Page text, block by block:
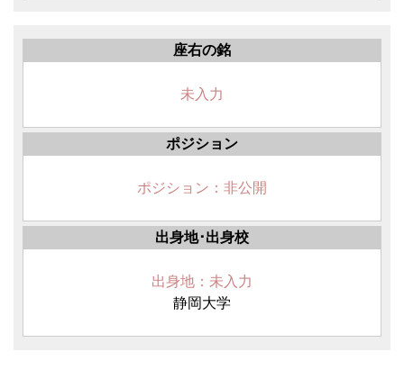
座右の銘
未入力
ポジション
ポジション：非公開
出身地･出身校
出身地：未入力
静岡大学